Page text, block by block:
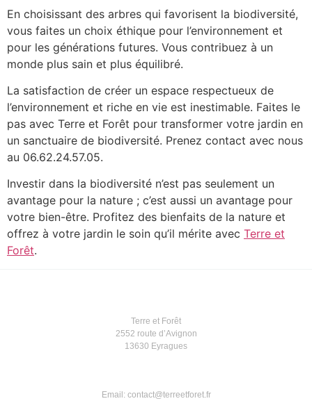
En choisissant des arbres qui favorisent la biodiversité,
vous faites un choix éthique pour l’environnement et
pour les générations futures. Vous contribuez à un
monde plus sain et plus équilibré.
La satisfaction de créer un espace respectueux de
l’environnement et riche en vie est inestimable. Faites le
pas avec Terre et Forêt pour transformer votre jardin en
un sanctuaire de biodiversité. Prenez contact avec nous
au 06.62.24.57.05.
Investir dans la biodiversité n’est pas seulement un
avantage pour la nature ; c’est aussi un avantage pour
votre bien-être. Profitez des bienfaits de la nature et
offrez à votre jardin le soin qu’il mérite avec Terre et
Forêt.
Terre et Forêt
2552 route d’Avignon
13630 Eyragues
Email: contact@terreetforet.fr